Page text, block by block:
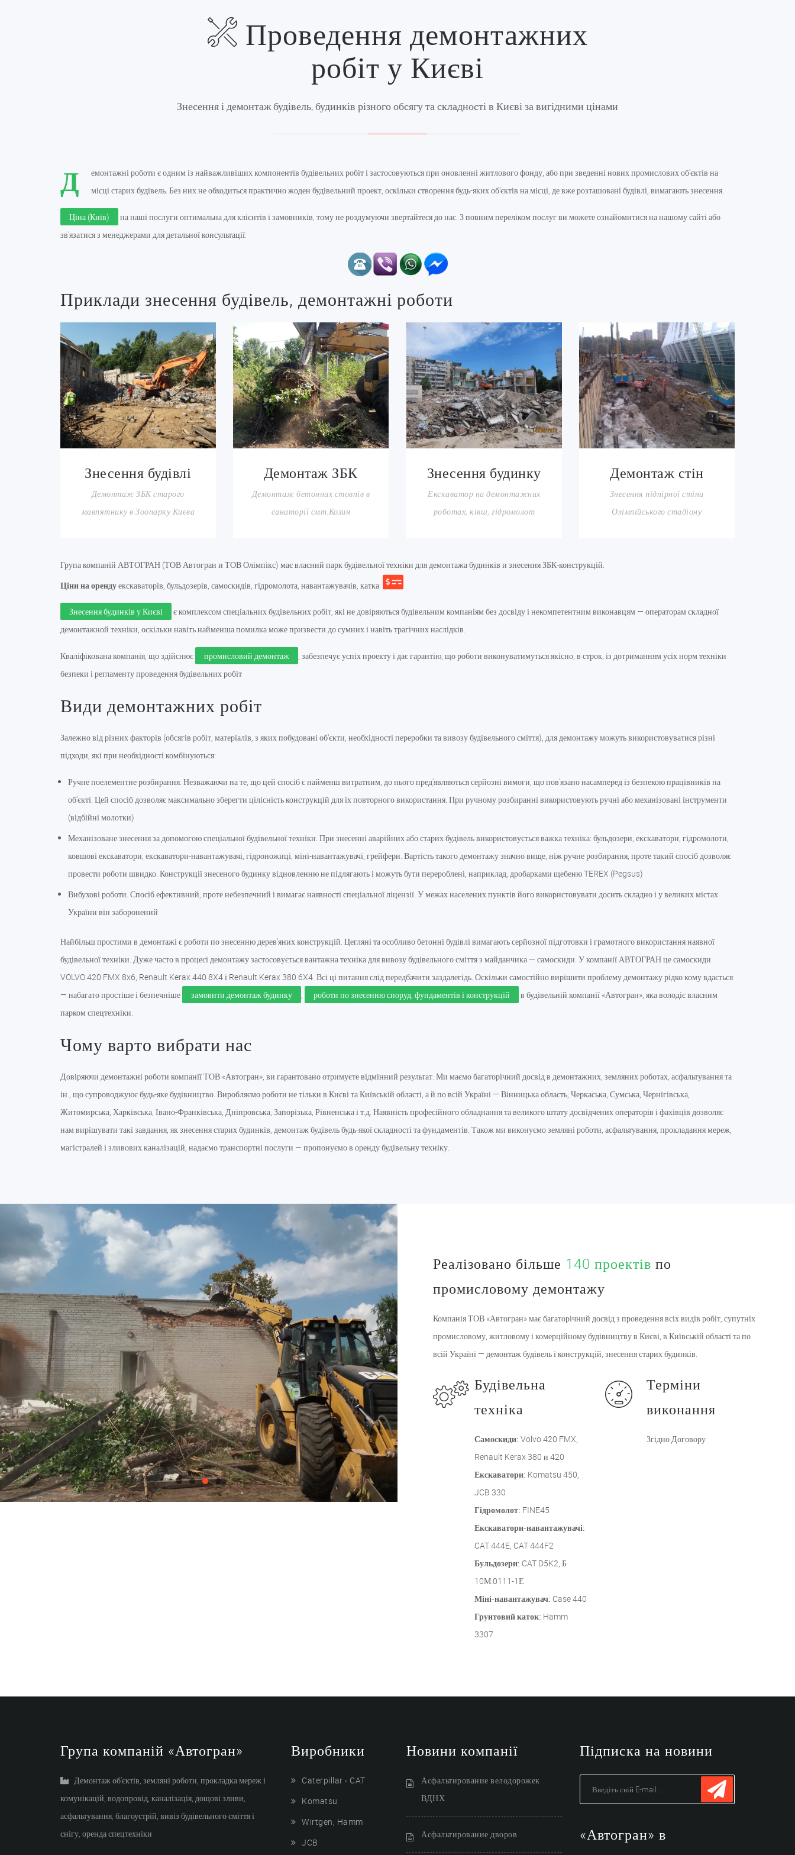
Проведення демонтажних
робіт у Києві
Знесення і демонтаж будівель, будинків різного обсягу та складності в Києві за вигідними цінами
Д
емонтажні роботи є одним із найважливіших компонентів будівельних робіт і застосовуються при оновленні житлового фонду, або при зведенні нових промислових об'єктів на
місці старих будівель. Без них не обходиться практично жоден будівельний проект, оскільки створення будь-яких об'єктів на місці, де вже розташовані будівлі, вимагають знесення.
Ціна (Київ)
на наші послуги оптимальна для клієнтів і замовників, тому не роздумуючи звертайтеся до нас. З повним переліком послуг ви можете ознайомитися на нашому сайті або
зв'язатися з менеджерами для детальної консультації:
Приклади знесення будівель, демонтажні роботи
Знесення будівлі
Демонтаж ЗБК старого
мавпятнику в Зоопарку Києва
Демонтаж ЗБК
Демонтаж бетонних стовпів в
санаторії смт.Козин
Знесення будинку
Екскаватор на демонтажних
роботах, ківш, гідромолот
Демонтаж стін
Знесення підпірної стіни
Олімпійського стадіону
Група компаній АВТОГРАН (ТОВ Автогран и ТОВ Олімпікс) має власний парк будівельної техніки для демонтажа будинків и знесення ЗБК-конструкцій.
Ціни на орендуекскаваторів, бульдозерів, самоскидів, гідромолота, навантажувачів, катка:
Знесення будинків у Києві
є комплексом спеціальних будівельних робіт, які не довіряються будівельним компаніям без досвіду і некомпетентним виконавцям — операторам складної
демонтажной техніки, оскільки навіть найменша помилка може призвести до сумних і навіть трагічних наслідків.
Кваліфікована компанія, що здійснює промисловий демонтаж
, забезпечує успіх проекту і дає гарантію, що роботи виконуватимуться якісно, в строк, із дотриманням усіх норм техніки
безпеки і регламенту проведення будівельних робіт
Види демонтажних робіт
Залежно від різних факторів (обсягів робіт, матеріалів, з яких побудовані об'єкти, необхідності переробки та вивозу будівельного сміття), для демонтажу можуть використовуватися різні
підходи, які при необхідності комбінуються:
Ручне поелементне розбирання. Незважаючи на те, що цей спосіб є найменш витратним, до нього пред'являються серйозні вимоги, що пов'язано насамперед із безпекою працівників на
об'єкті. Цей спосіб дозволяє максимально зберегти цілісність конструкцій для їх повторного використання. При ручному розбиранні використовують ручні або механізовані інструменти
(відбійні молотки)
Механізоване знесення за допомогою спеціальної будівельної техніки. При знесенні аварійних або старих будівель використовується важка техніка: бульдозери, екскаватори, гідромолоти,
ковшові екскаватори, екскаватори-навантажувачі, гідроножиці, міні-навантажувачі, грейфери. Вартість такого демонтажу значно вище, ніж ручне розбирання, проте такий спосіб дозволяє
провести роботи швидко. Конструкції знесеного будинку відновленню не підлягають і можуть бути перероблені, наприклад, дробарками щебеню TEREX (Pegsus)
Вибухові роботи. Спосіб ефективний, проте небезпечний і вимагає наявності спеціальної ліцензії. У межах населених пунктів його використовувати досить складно і у великих містах
України він заборонений
Найбільш простими в демонтажі є роботи по знесенню дерев'яних конструкцій. Цегляні та особливо бетонні будівлі вимагають серйозної підготовки і грамотного використання наявної
будівельної техніки. Дуже часто в процесі демонтажу застосовується вантажна техніка для вивозу будівельного сміття з майданчика — самоскиди. У компанії АВТОГРАН це самоскиди
VOLVO 420 FMX 8x6, Renault Kerax 440 8X4 і Renault Kerax 380 6X4. Всі ці питання слід передбачити заздалегідь. Оскільки самостійно вирішити проблему демонтажу рідко кому вдається
— набагато простіше і безпечніше
замовити демонтаж будинку , роботи по знесенню споруд, фундаментів і конструкцій
в будівельній компанії «Автогран», яка володіє власним
парком спецтехніки.
Чому варто вибрати нас
Довіряючи демонтажні роботи компанії ТОВ «Автогран», ви гарантовано отримуєте відмінний результат. Ми маємо багаторічний досвід в демонтажних, земляних роботах, асфальтування та
ін., що супроводжуює будь-яке будівництво. Виробляємо роботи не тільки в Києві та Київській області, а й по всій Україні — Вінницька область, Черкаська, Сумська, Чернігівська,
Житомирська, Харківська, Івано-Франківська, Дніпровська, Запорізька, Рівненська і т.д. Наявність професійного обладнання та великого штату досвідчених операторів і фахівців дозволяє
нам вирішувати такі завдання, як знесення старих будинків, демонтаж будівель будь-якої складності та фундаментів. Також ми виконуємо земляні роботи, асфальтування, прокладання мереж,
магістралей і зливових каналізацій, надаємо транспортні послуги — пропонуємо в оренду будівельну техніку.
Реалізовано більше 140 проектів по
промисловому демонтажу
Компанія ТОВ «Автогран» має багаторічний досвід з проведення всіх видів робіт, супутніх
промисловому, житловому і комерційному будівництву в Києві, в Київській області та по
всій Україні — демонтаж будівель і конструкцій, знесення старих будинків.
Будівельна
техніка
Самоскиди: Volvo 420 FMX,
Renault Kerax 380 и 420
Екскаватори: Komatsu 450,
JCB 330
Гідромолот: FINE45
Екскаватори-навантажувачі:
CAT 444E, CAT 444F2
Бульдозери: CAT D5K2, Б
10М.0111-1Е
Міні-навантажувач: Case 440
Грунтовий каток: Hamm
3307
Терміни
виконання
Згідно Договору
Група компаній «Автогран»
Демонтаж об'єктів, земляні роботи, прокладка мереж і
комунікацій, водопровід, каналізація, дощові зливи,
асфальтування, благоустрій, вивіз будівельного сміття і
снігу, оренда спецтехніки
Виробники
Caterpillar ‧ CAT
Komatsu
Wirtgen, Hamm
JCB
Новини компанії
Асфальтирование велодорожек
ВДНХ
Асфальтирование дворов
Підписка на новини
«Автогран» в